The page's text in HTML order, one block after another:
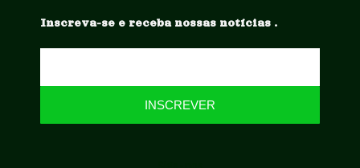
Inscreva-se e receba nossas notícias .
INSCREVER